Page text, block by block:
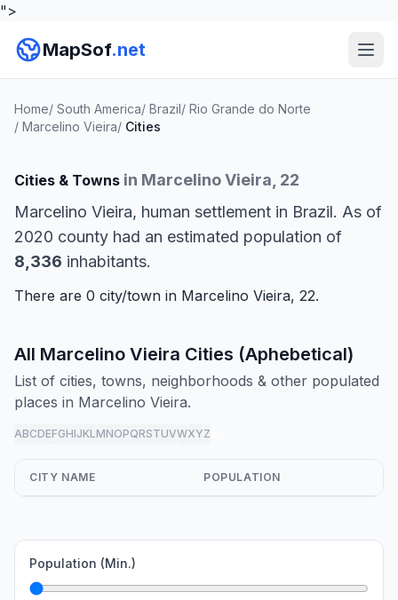
">
MapSof.net
Home/ South America/ Brazil/ Rio Grande do Norte
/ Marcelino Vieira/ Cities
Cities & Towns in Marcelino Vieira, 22
Marcelino Vieira, human settlement in Brazil. As of
2020 county had an estimated population of
8,336 inhabitants.
There are 0 city/town in Marcelino Vieira, 22.
All Marcelino Vieira Cities (Aphebetical)
List of cities, towns, neighborhoods & other populated
places in Marcelino Vieira.
ABCDEFGHIJKLMNOPQRSTUVWXYZ
CITY NAME POPULATION
Population (Min.)